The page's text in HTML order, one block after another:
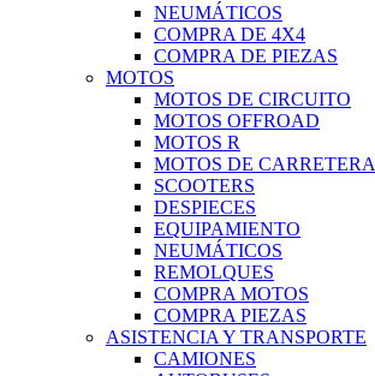
NEUMÁTICOS
COMPRA DE 4X4
COMPRA DE PIEZAS
MOTOS
MOTOS DE CIRCUITO
MOTOS OFFROAD
MOTOS R
MOTOS DE CARRETERA
SCOOTERS
DESPIECES
EQUIPAMIENTO
NEUMÁTICOS
REMOLQUES
COMPRA MOTOS
COMPRA PIEZAS
ASISTENCIA Y TRANSPORTE
CAMIONES